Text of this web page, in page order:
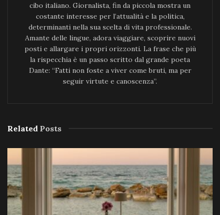
cibo italiano. Giornalista, fin da piccola mostra un
costante interesse per l’attualità e la politica,
determinanti nella sua scelta di vita professionale.
Amante delle lingue, adora viaggiare, scoprire nuovi
posti e allargare i propri orizzonti. La frase che più
la rispecchia è un passo scritto dal grande poeta
Dante: “Fatti non foste a viver come bruti, ma per
seguir virtute e canoscenza”.
Related Posts